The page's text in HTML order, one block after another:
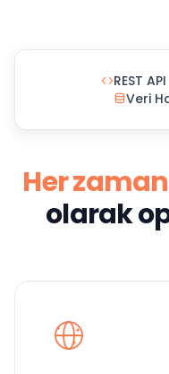
REST API
Veri
Her
olarak